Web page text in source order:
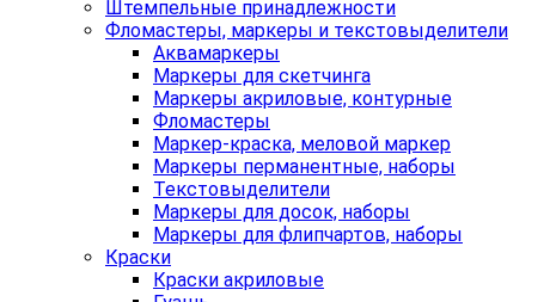
Штемпельные принадлежности
Фломастеры, маркеры и текстовыделители
Аквамаркеры
Маркеры для скетчинга
Маркеры акриловые, контурные
Фломастеры
Маркер-краска, меловой маркер
Маркеры перманентные, наборы
Текстовыделители
Маркеры для досок, наборы
Маркеры для флипчартов, наборы
Краски
Краски акриловые